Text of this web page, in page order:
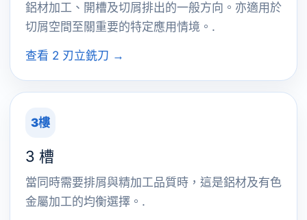
鋁材加工、開槽及切屑排出的一般方向。亦適用於
切屑空間至關重要的特定應用情境。.
查看 2 刃立銑刀 →
3樓
3 槽
當同時需要排屑與精加工品質時，這是鋁材及有色
金屬加工的均衡選擇。.